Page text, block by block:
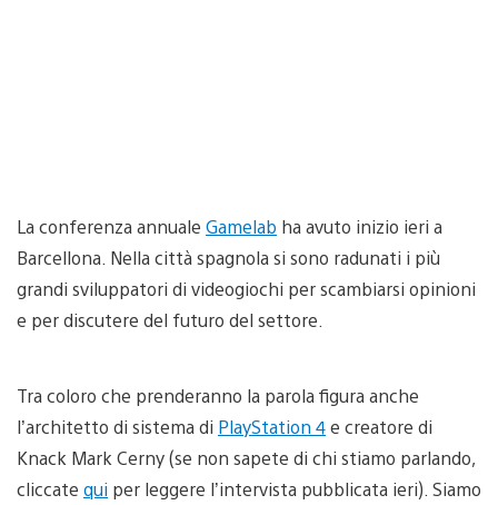
La conferenza annuale Gamelab ha avuto inizio ieri a
Barcellona. Nella città spagnola si sono radunati i più
grandi sviluppatori di videogiochi per scambiarsi opinioni
e per discutere del futuro del settore.
Tra coloro che prenderanno la parola figura anche
l’architetto di sistema di PlayStation 4e creatore di
Knack Mark Cerny (se non sapete di chi stiamo parlando,
cliccate qui per leggere l’intervista pubblicata ieri). Siamo